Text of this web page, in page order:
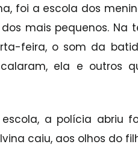
foi a escola dos
mais pequenos.
feira, o som da
ela e outros
a polícia abriu
caiu, aos olhos do